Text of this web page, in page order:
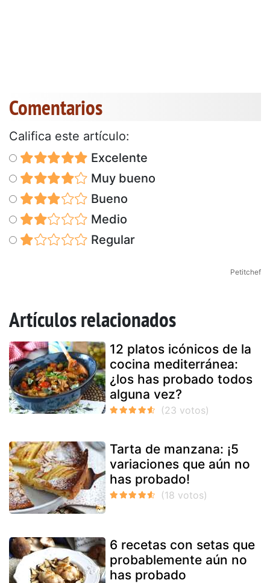
Comentarios
Califica este artículo:
Excelente
Muy bueno
Bueno
Medio
Regular
Petitchef
Artículos relacionados
12 platos icónicos de la
cocina mediterránea:
¿los has probado todos
alguna vez?
Tarta de manzana: ¡5
variaciones que aún no
has probado!
6 recetas con setas que
probablemente aún no
has probado